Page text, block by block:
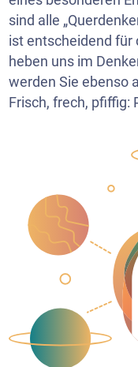
sind alle
ist entscheidend für
heben uns im
werden Sie ebenso
Frisch, frech, pfiffig: